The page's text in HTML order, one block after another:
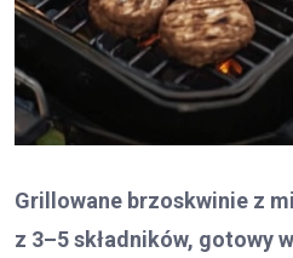
Grillowane brzoskwinie z
z 3–5 składników, gotowy